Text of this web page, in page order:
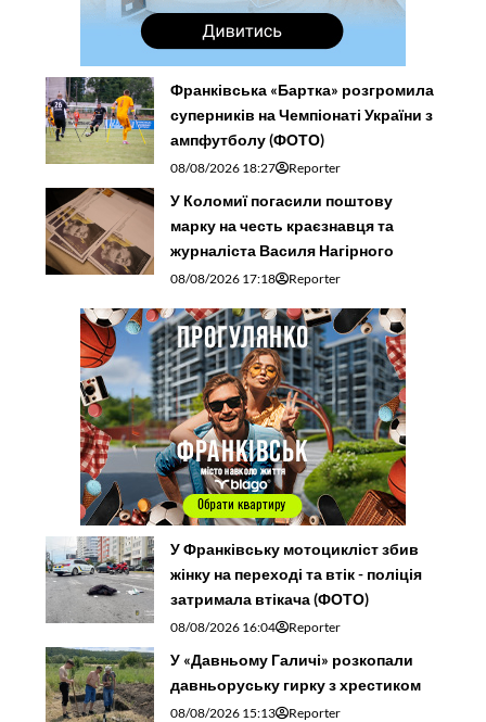
Франківська «Бартка» розгромила
суперників на Чемпіонаті України з
ампфутболу (ФОТО)
08/08/2026 18:27 Reporter
У Коломиї погасили поштову
марку на честь краєзнавця та
журналіста Василя Нагірного
08/08/2026 17:18 Reporter
У Франківську мотоцикліст збив
жінку на переході та втік - поліція
затримала втікача (ФОТО)
08/08/2026 16:04 Reporter
У «Давньому Галичі» розкопали
давньоруську гирку з хрестиком
08/08/2026 15:13 Reporter